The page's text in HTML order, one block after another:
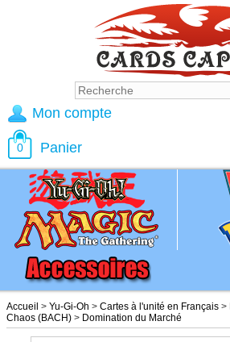
Accueil > Yu-Gi-Oh > Cartes à l'unité en Français >
Chaos (BACH) > Domination du Marché
Mon compte
0 Panier